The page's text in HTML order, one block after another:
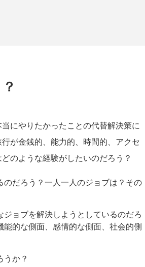
にやりたかったことの代替解決策に
が金銭的、能力的、時間的、アクセ
のような経験がしたいのだろう？
だろう？一人一人のジョブは？その
ョブを解決しようとしているのだろ
的な側面、感情的な側面、社会的側
か？